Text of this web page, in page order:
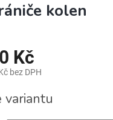
kolen
Kč
bez DPH
variantu